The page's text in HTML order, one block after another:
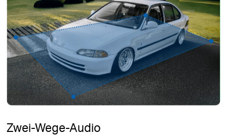
Zwei-Wege-Audio